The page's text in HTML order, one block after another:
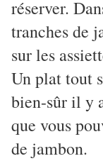
réserver.
tranches de
sur les
Un plat tout
bien-sûr il y
que vous
de jambon.